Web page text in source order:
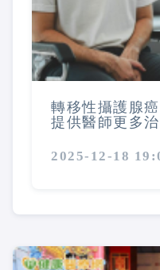
轉移性攝護腺
提供醫師更多
2025-12-18